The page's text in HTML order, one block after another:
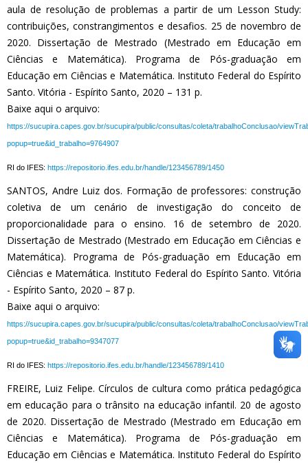
aula de resolução de problemas a partir de um Lesson Study:
contribuições, constrangimentos e desafios. 25 de novembro de
2020. Dissertação de Mestrado (Mestrado em Educação em
Ciências e Matemática). Programa de Pós-graduação em
Educação em Ciências e Matemática. Instituto Federal do Espírito
Santo. Vitória - Espírito Santo, 2020 – 131 p.
Baixe aqui o arquivo:
https://sucupira.capes.gov.br/sucupira/public/consultas/coleta/trabalhoConclusao/
popup=true&id_trabalho=9764907
RI do IFES: https://repositorio.ifes.edu.br/handle/123456789/1450
SANTOS, Andre Luiz dos. Formação de professores: construção
coletiva de um cenário de investigação do conceito de
proporcionalidade para o ensino. 16 de setembro de 2020.
Dissertação de Mestrado (Mestrado em Educação em Ciências e
Matemática). Programa de Pós-graduação em Educação em
Ciências e Matemática. Instituto Federal do Espírito Santo. Vitória
- Espírito Santo, 2020 – 87 p.
Baixe aqui o arquivo:
https://sucupira.capes.gov.br/sucupira/public/consultas/coleta/trabalhoConclusao/
popup=true&id_trabalho=9347077
RI do IFES: https://repositorio.ifes.edu.br/handle/123456789/1410
FREIRE, Luiz Felipe. Círculos de cultura como prática pedagógica
em educação para o trânsito na educação infantil. 20 de agosto
de 2020. Dissertação de Mestrado (Mestrado em Educação em
Ciências e Matemática). Programa de Pós-graduação em
Educação em Ciências e Matemática. Instituto Federal do Espírito